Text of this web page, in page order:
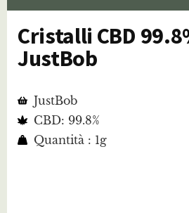
Cristalli CBD
JustBob
JustBob
CBD: 99.8%
Quantità : 1g